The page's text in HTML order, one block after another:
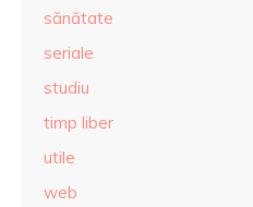
sănătate
seriale
studiu
timp liber
utile
web